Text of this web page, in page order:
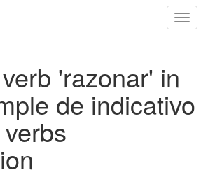
'razonar' in
de indicativo